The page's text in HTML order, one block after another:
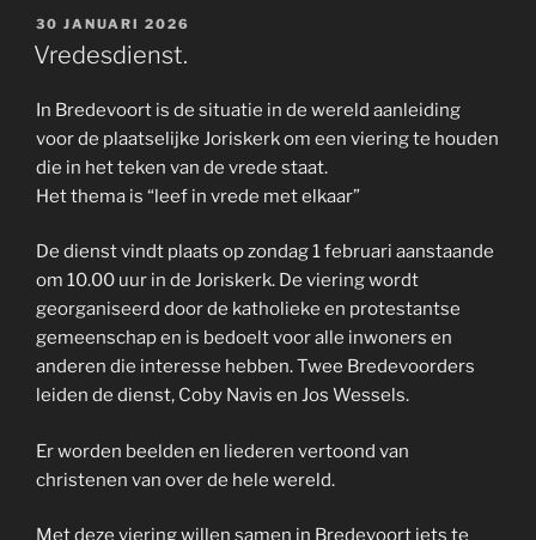
GEPLAATST
OP
30 JANUARI 2026
Vredesdienst.
In Bredevoort is de situatie in de wereld aanleiding
voor de plaatselijke Joriskerk om een viering te houden
die in het teken van de vrede staat.
Het thema is “leef in vrede met elkaar”
De dienst vindt plaats op zondag 1 februari aanstaande
om 10.00 uur in de Joriskerk. De viering wordt
georganiseerd door de katholieke en protestantse
gemeenschap en is bedoelt voor alle inwoners en
anderen die interesse hebben. Twee Bredevoorders
leiden de dienst, Coby Navis en Jos Wessels.
Er worden beelden en liederen vertoond van
christenen van over de hele wereld.
Met deze viering willen samen in Bredevoort iets te